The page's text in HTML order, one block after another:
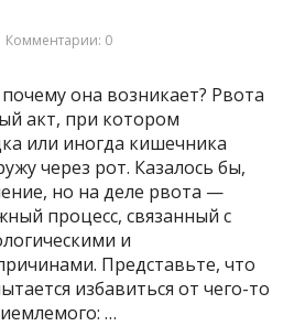
Комментарии: 0
она возникает? Рвота
акт, при котором
или иногда кишечника
через рот. Казалось бы,
но на деле рвота —
процесс, связанный с
и
Представьте, что
избавиться от чего-то
…